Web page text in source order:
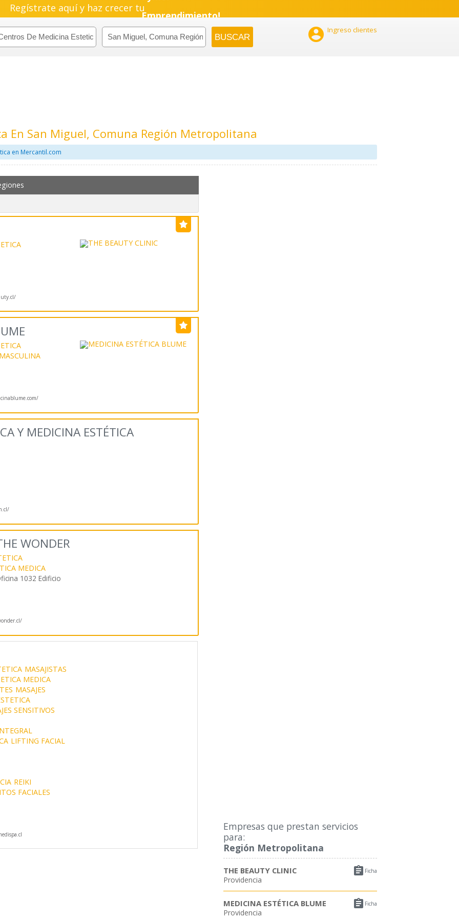
Regístrate aquí y haz crecer tuPyme!
Emprendimiento!
 Ingreso clientes
En San Miguel, Comuna Región Metropolitana
en Mercantil.com
Empresas que prestan servicios
para:
Región Metropolitana
 Ficha
THE BEAUTY CLINIC
Providencia
 Ficha
MEDICINA ESTÉTICA BLUME
Providencia
Y MEDICINA ESTÉTICA
WONDER
MEDICA
1032 Edificio
MASAJISTAS
MEDICA
MASAJES
SENSITIVOS
LIFTING FACIAL
REIKI
FACIALES